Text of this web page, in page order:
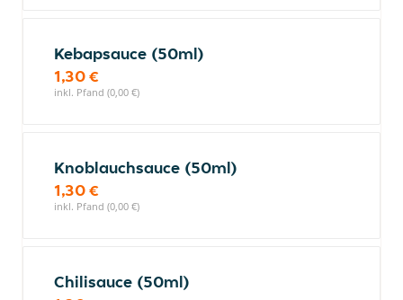
Kebapsauce (50ml)
1,30 €
inkl. Pfand (0,00 €)
Knoblauchsauce (50ml)
1,30 €
inkl. Pfand (0,00 €)
Chilisauce (50ml)